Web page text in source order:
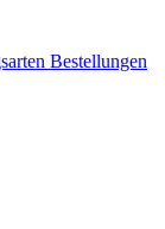
Bestellungen